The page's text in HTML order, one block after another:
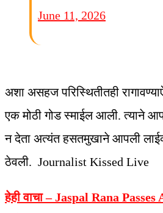
June 11, 2026
अशा असहज परिस्थितीतही
एक मोठी गोड स्माईल आली. त्याने
न देता अत्यंत हसतमुखाने आपली
ठेवली. Journalist Kissed Live
हेही वाचा – Jaspal Rana Passes